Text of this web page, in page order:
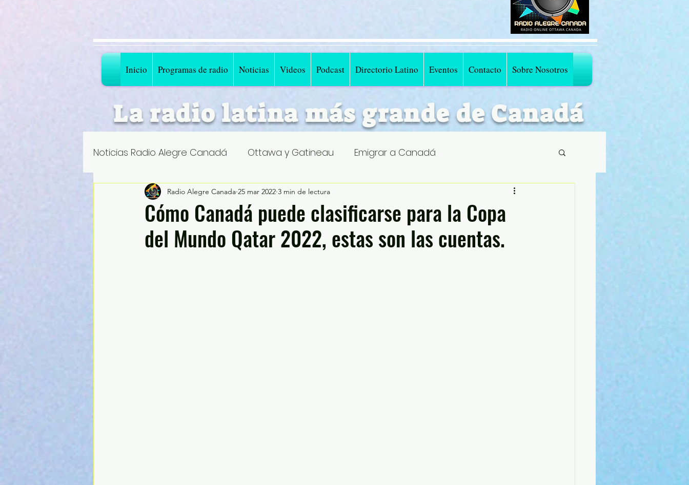
Inicio Programas de radio Noticias Videos Podcast Directorio Latino Eventos Contacto Sobre Nosotros
La radio latina más grande de Canadá
Noticias Radio Alegre Canadá Ottawa y Gatineau Emigrar a Canadá
Cómo Canadá puede clasificarse para la Copa
del Mundo Qatar 2022, estas son las cuentas.
Radio Alegre Canada 25 mar 2022 3 min de lectura